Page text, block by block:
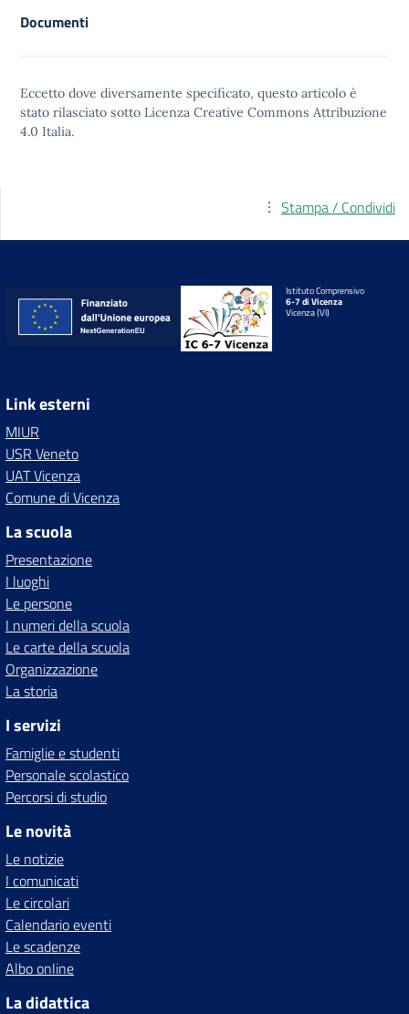
Documenti
Eccetto dove diversamente specificato, questo articolo è
stato rilasciato sotto Licenza Creative Commons Attribuzione
4.0 Italia.
Stampa / Condividi
Istituto Comprensivo
6-7 di Vicenza
Vicenza (VI)
Link esterni
MIUR
USR Veneto
UAT Vicenza
Comune di Vicenza
La scuola
Presentazione
I luoghi
Le persone
I numeri della scuola
Le carte della scuola
Organizzazione
La storia
I servizi
Famiglie e studenti
Personale scolastico
Percorsi di studio
Le novità
Le notizie
I comunicati
Le circolari
Calendario eventi
Le scadenze
Albo online
La didattica